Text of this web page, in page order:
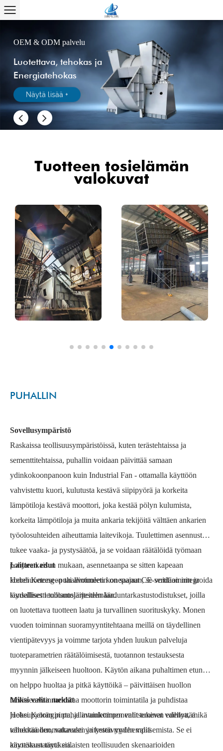
OEM & ODM palvelu
Luotettava, tehokas ja
Energiatehokas
Näytä lisää +
Tuotteen tosielämän
valokuvat
PUHALLIN
Sovellusympäristö
Raskaissa teollisuusympäristöissä, kuten terästehtaissa ja
sementtitehtaissa, puhallin voidaan päivittää samaan
ydinkokoonpanoon kuin Industrial Fan - ottamalla käyttöön
vahvistettu kuori, kulutusta kestävä siipipyörä ja korkeita
lämpötiloja kestävä moottori, joka kestää pölyn kulumista,
korkeita lämpötiloja ja muita ankaria tekijöitä välttäen ankarien
työolosuhteiden aiheuttamia laitevikoja. Tuulettimen asennustapa
tukee vaaka- ja pystysäätöä, ja se voidaan räätälöidä työmaan
pohjaratkaisun mukaan, asennetaanpa se sitten kapeaan
konehuoneeseen tai avoimeen konepajaan, se voidaan integroida
täydellisesti tuotantojärjestelmään.
Laitteen edut
Hebei Ketong -puhallintuuletin on saanut CE-sertifioinnin ja
kansalliset teollisuuslaitteiden laaduntarkastustodistukset, joilla
on luotettava tuotteen laatu ja turvallinen suorituskyky. Monen
vuoden toiminnan suoramyyntitehtaana meillä on täydellinen
vientipätevyys ja voimme tarjota yhden luukun palveluja
tuoteparametrien räätälöimisestä, tuotannon testauksesta
myynnin jälkeiseen huoltoon. Käytön aikana puhaltimen etuna
on helppo huoltaa ja pitkä käyttöikä – päivittäisen huollon
tarvitsee vain tarkistaa moottorin toimintatila ja puhdistaa
juoksupyörän pinta, ja avainkomponentit tukevat vaihtoa, mikä
vähentää huomattavasti yritysten myöhempiä
käyttökustannuksia.
Miksi valita meidät
Hebei Ketongin puhallintuulettimen valitseminen edellyttää
tehokkuuden, vakauden ja kestävyyden valitsemista. Se ei
ainoastaan ​​täytä erilaisten teollisuuden skenaarioiden